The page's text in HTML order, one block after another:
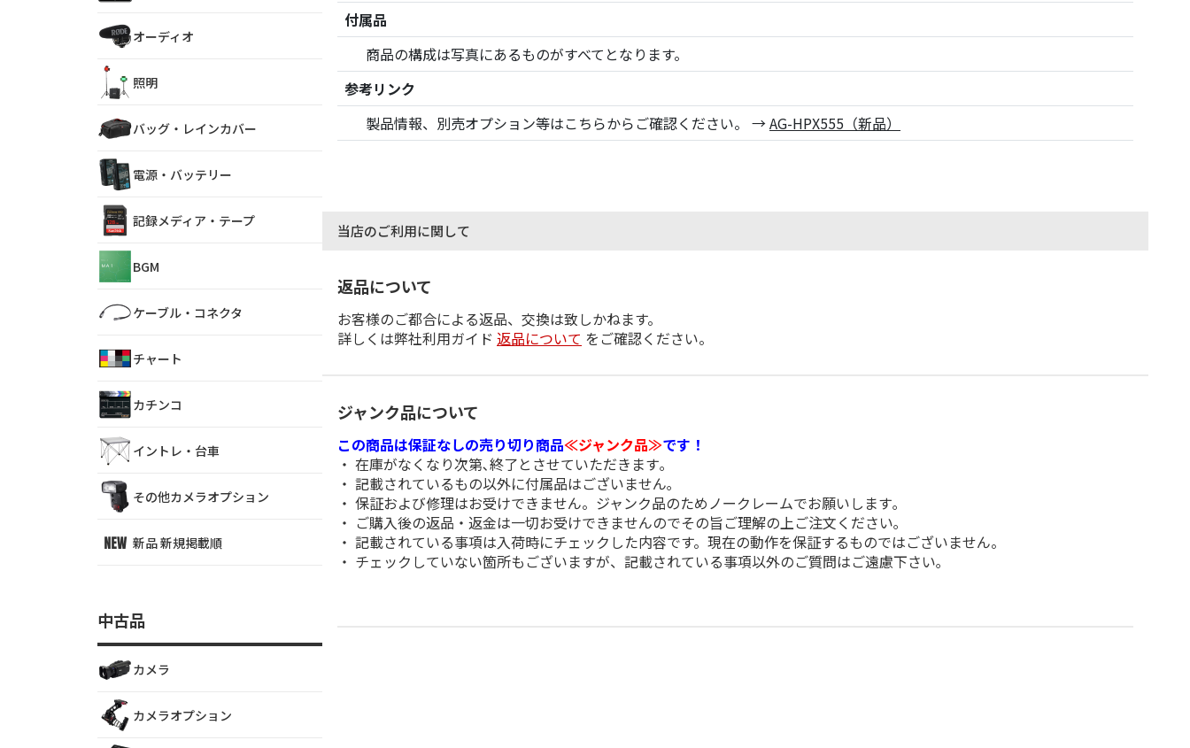
付属品
商品の構成は写真にあるものがすべてとなります。
参考リンク
製品情報、別売オプション等はこちらからご確認ください。 →AG-HPX555（新品）
当店のご利用に関して
返品について
お客様のご都合による返品、交換は致しかねます。
詳しくは弊社利用ガイド返品について をご確認ください。
ジャンク品について
この商品は保証なしの売り切り商品≪ジャンク品≫です！
・ 在庫がなくなり次第､終了とさせていただきます｡
・ 記載されているもの以外に付属品はございません｡
・ 保証および修理はお受けできません。ジャンク品のためノークレームでお願いします｡
・ ご購入後の返品・返金は一切お受けできませんのでその旨ご理解の上ご注文ください｡
・ 記載されている事項は入荷時にチェックした内容です。現在の動作を保証するものではございません。
・ チェックしていない箇所もございますが、記載されている事項以外のご質問はご遠慮下さい｡
オーディオ
照明
バッグ・レインカバー
電源・バッテリー
記録メディア・テープ
BGM
ケーブル・コネクタ
チャート
カチンコ
イントレ・台車
その他カメラオプション
新品 新規掲載順
中古品
カメラ
カメラオプション